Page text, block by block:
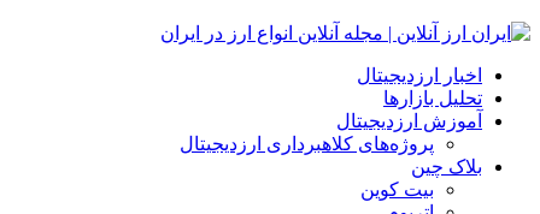
اخبار ارزدیجیتال
تحلیل بازارها
آموزش ارزدیجیتال
پروژه‌های کلاهبرداری ارزدیجیتال
بلاک چین
بیت کوین